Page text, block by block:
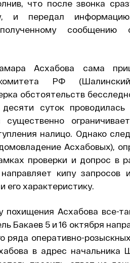
что после звонка
и передал
сообщению
Асхабова сама
комитета РФ
обстоятельств
суток проводилась
существенно
налицо. Однако
Асхабовых),
проверки и допрос в
кипу запросов
его характеристику.
похищения Асхабова все-
Бакаев 5 и 16 октября
ряда оперативно-
в адрес начальника